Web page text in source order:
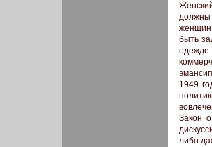
должны
быть
1949
Закон
либо